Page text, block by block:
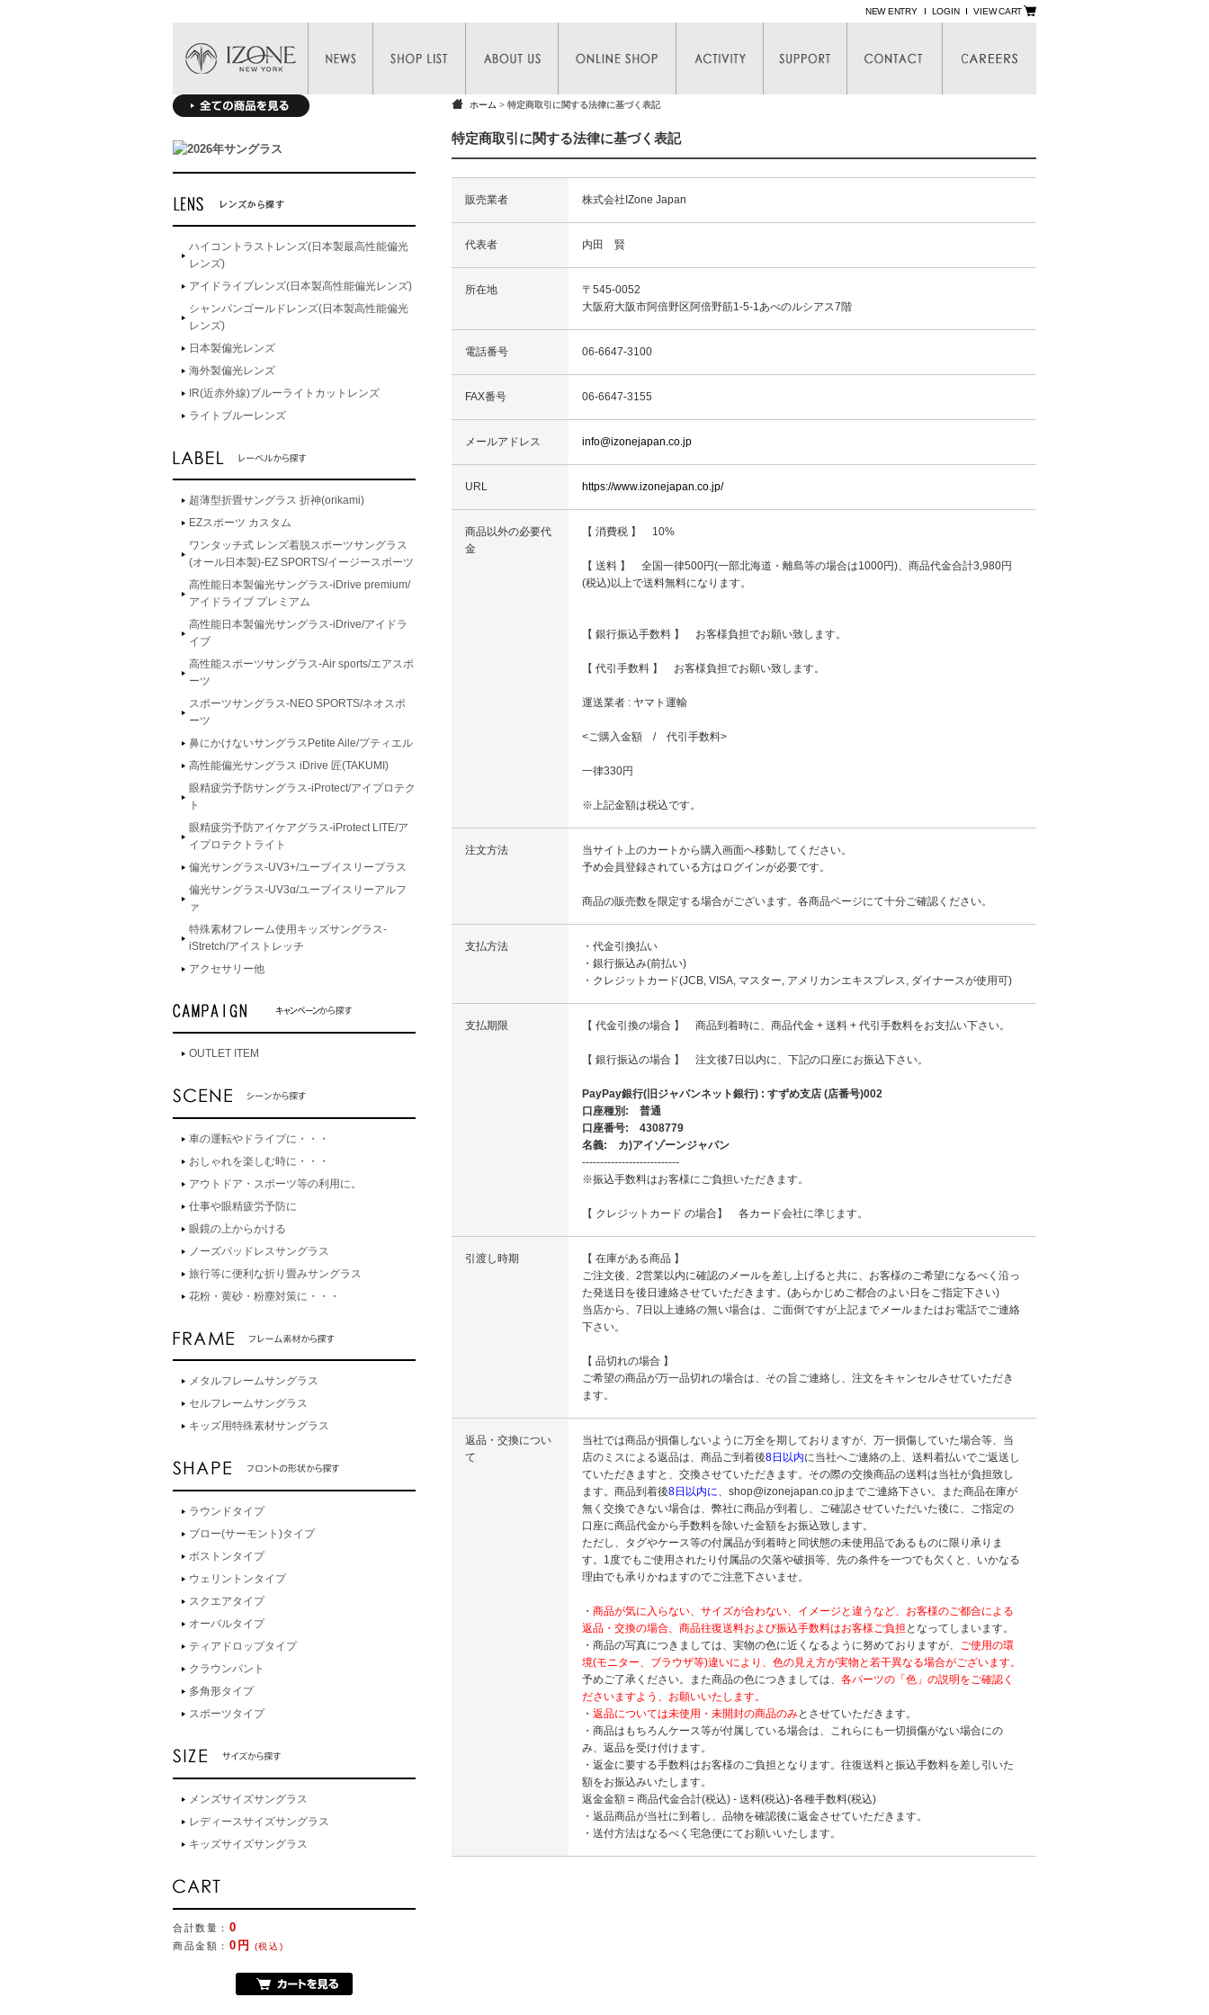
VIEW CART
LOGIN
NEW ENTRY
ハイコントラストレンズ(日本製最高性能偏光
レンズ)
アイドライブレンズ(日本製高性能偏光レンズ)
シャンパンゴールドレンズ(日本製高性能偏光
レンズ)
日本製偏光レンズ
海外製偏光レンズ
IR(近赤外線)ブルーライトカットレンズ
ライトブルーレンズ
超薄型折畳サングラス 折神(orikami)
EZスポーツ カスタム
ワンタッチ式 レンズ着脱スポーツサングラス
(オール日本製)-EZ SPORTS/イージースポーツ
高性能日本製偏光サングラス-iDrive premium/
アイドライブ プレミアム
高性能日本製偏光サングラス-iDrive/アイドラ
イブ
高性能スポーツサングラス-Air sports/エアスポ
ーツ
スポーツサングラス-NEO SPORTS/ネオスポ
ーツ
鼻にかけないサングラスPetite Aile/プティエル
高性能偏光サングラス iDrive 匠(TAKUMI)
眼精疲労予防サングラス-iProtect/アイプロテク
ト
眼精疲労予防アイケアグラス-iProtect LITE/ア
イプロテクトライト
偏光サングラス-UV3+/ユーブイスリープラス
偏光サングラス-UV3α/ユーブイスリーアルフ
ァ
特殊素材フレーム使用キッズサングラス-
iStretch/アイストレッチ
アクセサリー他
OUTLET ITEM
車の運転やドライブに・・・
おしゃれを楽しむ時に・・・
アウトドア・スポーツ等の利用に。
仕事や眼精疲労予防に
眼鏡の上からかける
ノーズパッドレスサングラス
旅行等に便利な折り畳みサングラス
花粉・黄砂・粉塵対策に・・・
メタルフレームサングラス
セルフレームサングラス
キッズ用特殊素材サングラス
ラウンドタイプ
ブロー(サーモント)タイプ
ボストンタイプ
ウェリントンタイプ
スクエアタイプ
オーバルタイプ
ティアドロップタイプ
クラウンパント
多角形タイプ
スポーツタイプ
メンズサイズサングラス
レディースサイズサングラス
キッズサイズサングラス
合計数量： 0
商品金額： 0円 (税込)
ホーム > 特定商取引に関する法律に基づく表記
特定商取引に関する法律に基づく表記
販売業者 株式会社IZone Japan
代表者 内田 賢
所在地
〒545-0052
大阪府大阪市阿倍野区阿倍野筋1-5-1あべのルシアス7階
電話番号 06-6647-3100
FAX番号 06-6647-3155
メールアドレス info@izonejapan.co.jp
URL https://www.izonejapan.co.jp/
商品以外の必要代
金
【 消費税 】 10%
【 送料 】 全国一律500円(一部北海道・離島等の場合は1000円)、商品代金合計3,980円
(税込)以上で送料無料になります。
【 銀行振込手数料 】 お客様負担でお願い致します。
【 代引手数料 】 お客様負担でお願い致します。
運送業者 : ヤマト運輸
<ご購入金額 / 代引手数料>
一律330円
※上記金額は税込です。
注文方法
当サイト上のカートから購入画面へ移動してください。
予め会員登録されている方はログインが必要です。
商品の販売数を限定する場合がございます。各商品ページにて十分ご確認ください。
支払方法
・代金引換払い
・銀行振込み(前払い)
・クレジットカード(JCB, VISA, マスター, アメリカンエキスプレス, ダイナースが使用可)
支払期限 【 代金引換の場合 】 商品到着時に、商品代金 + 送料 + 代引手数料をお支払い下さい。
【 銀行振込の場合 】 注文後7日以内に、下記の口座にお振込下さい。
PayPay銀行(旧ジャパンネット銀行) : すずめ支店 (店番号)002
口座種別: 普通
口座番号: 4308779
名義: カ)アイゾーンジャパン
---------------------------
※振込手数料はお客様にご負担いただきます。
【 クレジットカード の場合】 各カード会社に準じます。
引渡し時期
【 在庫がある商品 】
ご注文後、2営業以内に確認のメールを差し上げると共に、お客様のご希望になるべく沿っ
た発送日を後日連絡させていただきます。(あらかじめご都合のよい日をご指定下さい)
当店から、7日以上連絡の無い場合は、ご面倒ですが上記までメールまたはお電話でご連絡
下さい。
【 品切れの場合 】
ご希望の商品が万一品切れの場合は、その旨ご連絡し、注文をキャンセルさせていただき
ます。
返品・交換につい
て
当社では商品が損傷しないように万全を期しておりますが、万一損傷していた場合等、当
店のミスによる返品は、商品ご到着後8日以内に当社へご連絡の上、送料着払いでご返送し
ていただきますと、交換させていただきます。その際の交換商品の送料は当社が負担致し
ます。商品到着後8日以内に 、shop@izonejapan.co.jpまでご連絡下さい。また商品在庫が
無く交換できない場合は、弊社に商品が到着し、ご確認させていただいた後に、ご指定の
口座に商品代金から手数料を除いた金額をお振込致します。
ただし、タグやケース等の付属品が到着時と同状態の未使用品であるものに限り承りま
す。1度でもご使用されたり付属品の欠落や破損等、先の条件を一つでも欠くと、いかなる
理由でも承りかねますのでご注意下さいませ。
・ 商品が気に入らない、サイズが合わない、イメージと違うなど、お客様のご都合による
返品・交換の場合、商品往復送料および振込手数料はお客様ご負担 となってしまいます。
・商品の写真につきましては、実物の色に近くなるように努めておりますが、
ご使用の環
境(モニター、ブラウザ等)違いにより、色の見え方が実物と若干異なる場合がございます。
予めご了承ください。また商品の色につきましては、 各パーツの「色」の説明をご確認く
ださいますよう、お願いいたします。
・ 返品については未使用・未開封の商品のみとさせていただきます。
・商品はもちろんケース等が付属している場合は、これらにも一切損傷がない場合にの
み、返品を受け付けます。
・返金に要する手数料はお客様のご負担となります。往復送料と振込手数料を差し引いた
額をお振込みいたします。
返金金額 = 商品代金合計(税込) - 送料(税込)-各種手数料(税込)
・返品商品が当社に到着し、品物を確認後に返金させていただきます。
・送付方法はなるべく宅急便にてお願いいたします。